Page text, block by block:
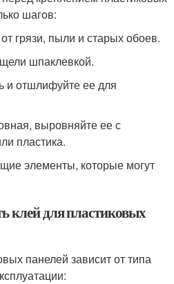
шагов:
грязи, пыли и старых обоев.
шпаклевкой.
и отшлифуйте ее для
выровняйте ее с
пластика.
элементы, которые могут
клей для пластиковых
панелей зависит от типа